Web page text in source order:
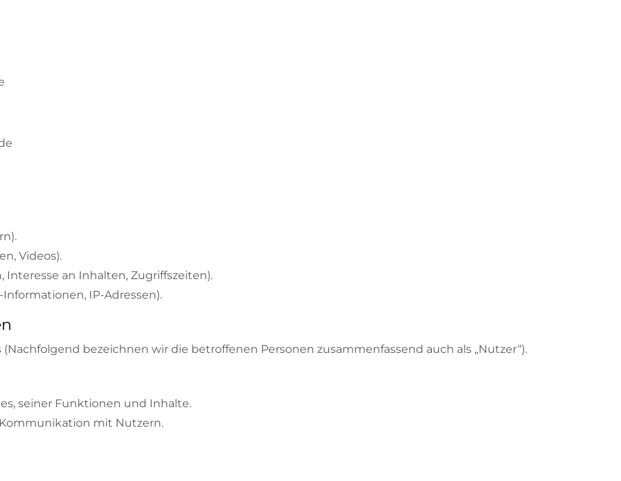
Videos).
Interesse an Inhalten, Zugriffszeiten).
IP-Adressen).
bezeichnen wir die betroffenen Personen zusammenfassend auch als „Nutzer“).
seiner Funktionen und Inhalte.
mit Nutzern.